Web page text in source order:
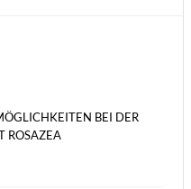
BEI DER
ROSAZEA